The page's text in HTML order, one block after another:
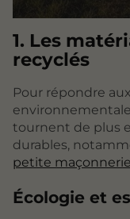
1. Les
recyclés
Pour répondre
tournent de plus
durables,
petite maçonnerie
Écologie et